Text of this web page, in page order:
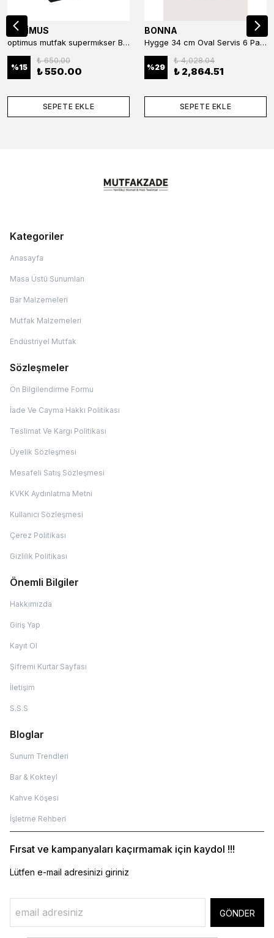
OPTİMUS
optimus mutfak supermıkser Bar Konteyner 6'lı 50×16×9 cm Kapaklı Polikarbon Organizer Bar & Kafe
%15
₺ 650.00
₺ 550.00
SEPETE EKLE
BONNA
Hygge 34 cm Oval Servis 6 Parça
%29
₺ 4,028.04
₺ 2,864.51
SEPETE EKLE
Kategoriler
Anasayfa
Masa Üstü Sunumları
Bar Malzemeleri
Mutfak Malzemeleri
Endüstriyel Mutfak
Sözleşmeler
Ön Bilgilendirme Formu
İade Ve Cayma Hakkı Politikası
Teslimat Ve Kargı Politikası
Üyelik Sözleşmesi
Mesafeli Satış Sözleşmesi
KVKK Aydınlatma Metni
Kullanıcı Sözleşmesi
Çerez Politikası
Gizlilik Politikası
Önemli Bilgiler
Hakkımızda
Giriş Yap
Kayıt Ol
Şifremi Kurtar Sayfası
İletişim
S.S.S
Bloglar
Sunum Trendleri
Bar & Kokteyl
Kahve Köşesi
İşletme Rehberi
Fırsat ve kampanyaları kaçırmamak için kaydol !!!
Lütfen e-mail adresinizi giriniz
GÖNDER